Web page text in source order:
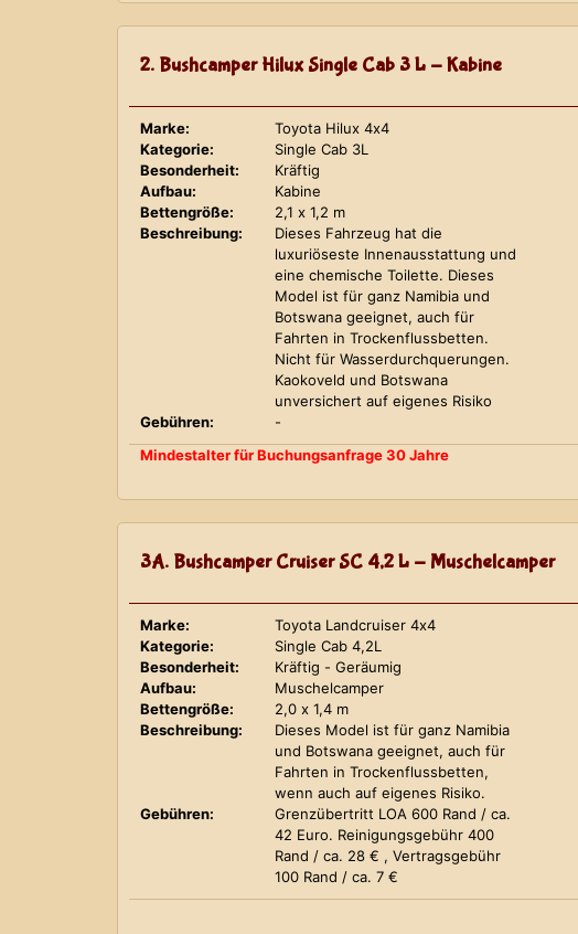
2. Bushcamper Hilux Single Cab 3 L - Kabine
Marke:
Toyota Hilux 4x4
Kategorie:
Single Cab 3L
Besonderheit:
Kräftig
Aufbau:
Kabine
Bettengröße:
2,1 x 1,2 m
Beschreibung:
Dieses Fahrzeug hat die
luxuriöseste Innenausstattung und
eine chemische Toilette. Dieses
Model ist für ganz Namibia und
Botswana geeignet, auch für
Fahrten in Trockenflussbetten.
Nicht für Wasserdurchquerungen.
Kaokoveld und Botswana
unversichert auf eigenes Risiko
Gebühren:
-
Mindestalter für Buchungsanfrage 30 Jahre
3A. Bushcamper Cruiser SC 4,2 L - Muschelcamper
Marke:
Toyota Landcruiser 4x4
Kategorie:
Single Cab 4,2L
Besonderheit:
Kräftig - Geräumig
Aufbau:
Muschelcamper
Bettengröße:
2,0 x 1,4 m
Beschreibung:
Dieses Model ist für ganz Namibia
und Botswana geeignet, auch für
Fahrten in Trockenflussbetten,
wenn auch auf eigenes Risiko.
Gebühren:
Grenzübertritt LOA 600 Rand / ca.
42 Euro. Reinigungsgebühr 400
Rand / ca. 28 € , Vertragsgebühr
100 Rand / ca. 7 €